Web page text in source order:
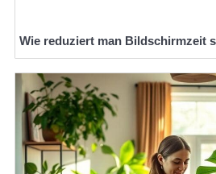
Wie reduziert man Bildschirmzeit